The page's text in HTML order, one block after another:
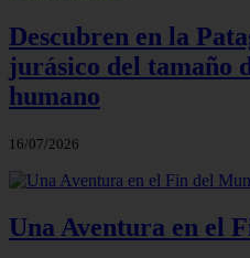
Descubren en la
jurásico del tamaño
humano
16/07/2026
Una Aventura en el